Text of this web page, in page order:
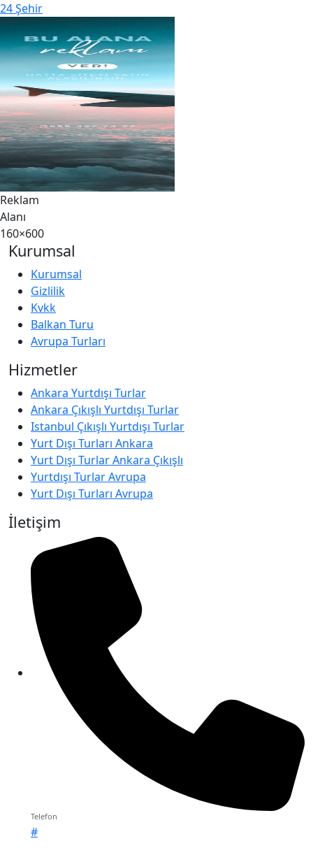
24 Şehir
Reklam
Alanı
160×600
Kurumsal
Kurumsal
Gizlilik
Kvkk
Balkan Turu
Avrupa Turları
Hizmetler
Ankara Yurtdışı Turlar
Ankara Çıkışlı Yurtdışı Turlar
Istanbul Çıkışlı Yurtdışı Turlar
Yurt Dışı Turları Ankara
Yurt Dışı Turlar Ankara Çıkışlı
Yurtdışı Turlar Avrupa
Yurt Dışı Turları Avrupa
İletişim
Telefon
#